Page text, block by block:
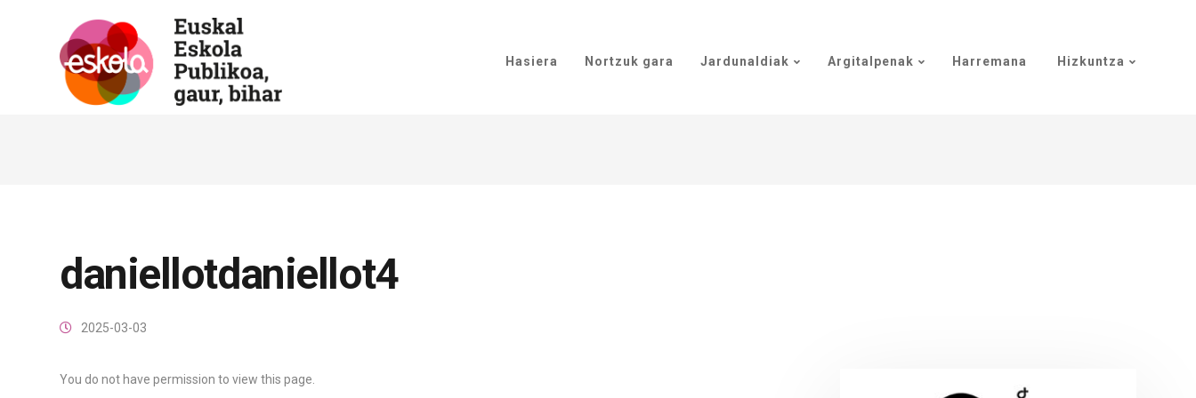
Hasiera Nortzuk gara Jardunaldiak Argitalpenak Harremana Hizkuntza
daniellotdaniellot4
2025-03-03
You do not have permission to view this page.